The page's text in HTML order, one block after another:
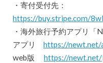
・寄付受付先：
https://buy.stripe.com/
・海外旅行予約アプリ「
アプリ https://newt.net/
web版 https://newt.net/